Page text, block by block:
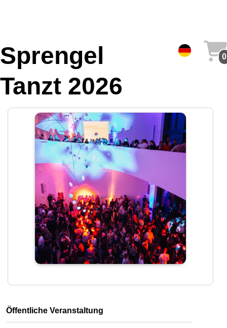
Sprengel
Tanzt 2026
0
Öffentliche Veranstaltung